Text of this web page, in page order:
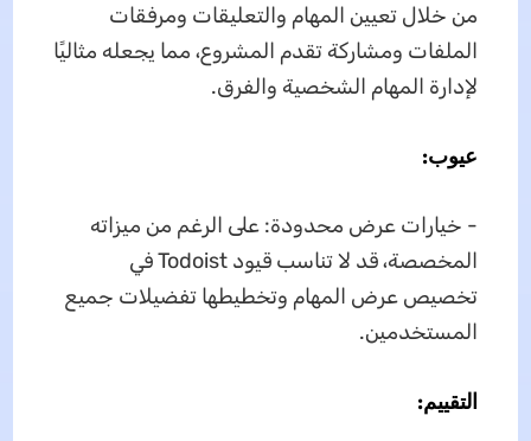
من خلال تعيين المهام والتعليقات ومرفقات
الملفات ومشاركة تقدم المشروع، مما يجعله مثاليًا
لإدارة المهام الشخصية والفرق.
عيوب:
- خيارات عرض محدودة: على الرغم من ميزاته
المخصصة، قد لا تناسب قيود Todoist في
تخصيص عرض المهام وتخطيطها تفضيلات جميع
المستخدمين.
التقييم: